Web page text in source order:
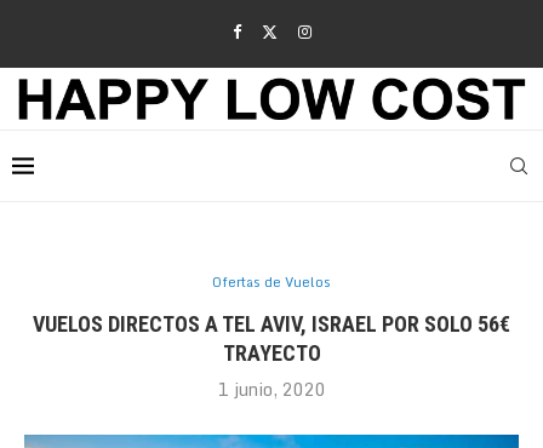
Ofertas de Vuelos
VUELOS DIRECTOS A TEL AVIV, ISRAEL POR SOLO 56€
TRAYECTO
1 junio, 2020